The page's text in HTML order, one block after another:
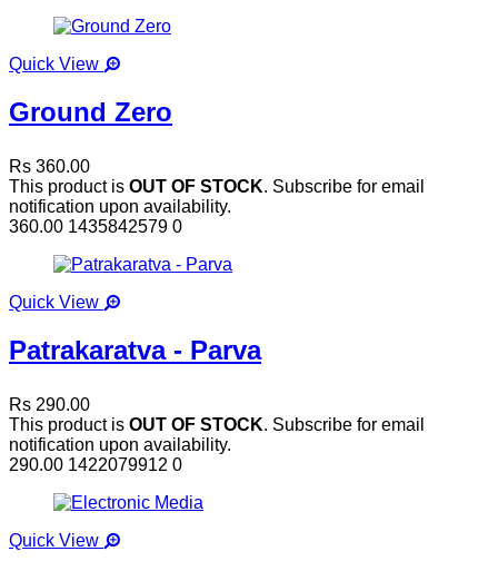
Quick View
Ground Zero
Rs 360.00
This product is OUT OF STOCK. Subscribe for email
notification upon availability.
360.00 1435842579 0
Quick View
Patrakaratva - Parva
Rs 290.00
This product is OUT OF STOCK. Subscribe for email
notification upon availability.
290.00 1422079912 0
Quick View